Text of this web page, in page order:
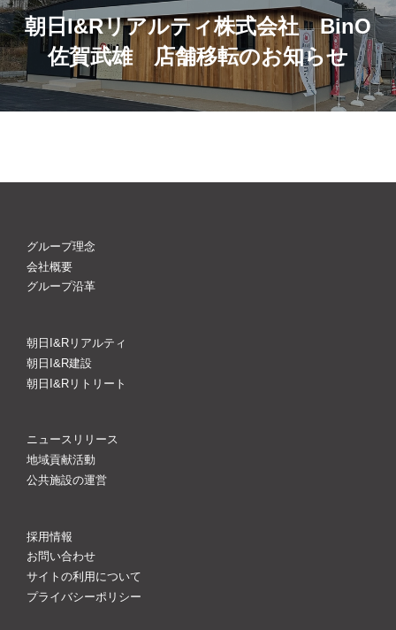
ナ
ビ
朝日I&Rリアルティ株式会社 BinO
佐賀武雄 店舗移転のお知らせ
グループ理念
会社概要
グループ沿革
朝日I&Rリアルティ
朝日I&R建設
朝日I&Rリトリート
ニュースリリース
地域貢献活動
公共施設の運営
採用情報
お問い合わせ
サイトの利用について
プライバシーポリシー